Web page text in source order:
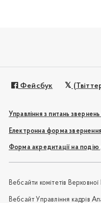
Фейсбук
Управління з питань
Електронна форма звернення
Форма акредитації на подію
Вебсайти комітетів Верховної
Вебсайт Управління кадрів